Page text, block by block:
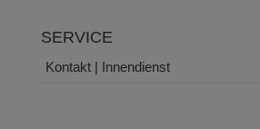
SERVICE
Kontakt | Innendienst